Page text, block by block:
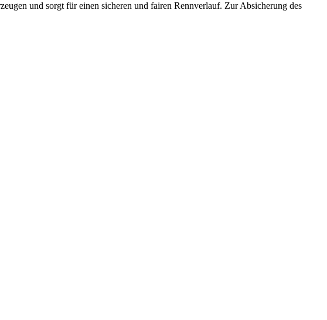
und sorgt für einen sicheren und fairen Rennverlauf. Zur Absicherung des